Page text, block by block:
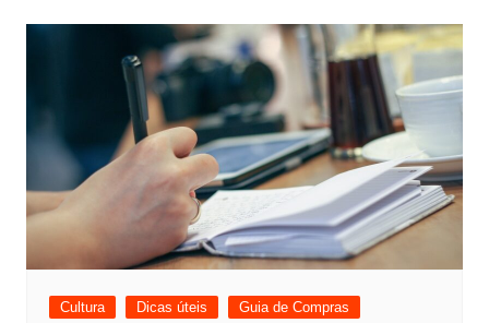
Cultura Dicas úteis Guia de Compras